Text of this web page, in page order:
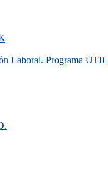
Laboral. Programa UTIL